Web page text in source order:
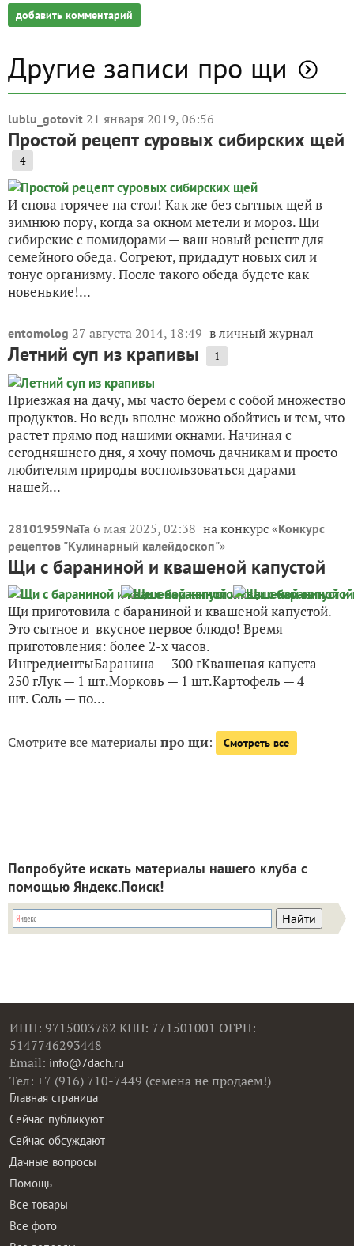
добавить комментарий
Другие записи про щи
lublu_gotovit 21 января 2019, 06:56
Простой рецепт суровых сибирских щей
4
И снова горячее на стол! Как же без сытных щей в
зимнюю пору, когда за окном метели и мороз. Щи
сибирские с помидорами — ваш новый рецепт для
семейного обеда. Согреют, придадут новых сил и
тонус организму. После такого обеда будете как
новенькие!...
entomolog 27 августа 2014, 18:49 в личный журнал
Летний суп из крапивы 1
Приезжая на дачу, мы часто берем с собой множество
продуктов. Но ведь вполне можно обойтись и тем, что
растет прямо под нашими окнами. Начиная с
сегодняшнего дня, я хочу помочь дачникам и просто
любителям природы воспользоваться дарами
нашей...
28101959NaTa 6 мая 2025, 02:38 на конкурс «Конкурс
рецептов "Кулинарный калейдоскоп"»
Щи с бараниной и квашеной капустой
Щи приготовила с бараниной и квашеной капустой.
Это сытное и вкусное первое блюдо! Время
приготовления: более 2-х часов.
ИнгредиентыБаранина — 300 гКвашеная капуста —
250 гЛук — 1 шт.Морковь — 1 шт.Картофель — 4
шт. Соль — по...
Смотрите все материалыпро щи: Смотреть все
Попробуйте искать материалы нашего клуба с
помощью Яндекс.Поиск!
ИНН: 9715003782 КПП: 771501001 ОГРН:
5147746293448
Email: info@7dach.ru
Тел: +7 (916) 710-7449 (семена не продаем!)
Главная страница
Сейчас публикуют
Сейчас обсуждают
Дачные вопросы
Помощь
Все товары
Все фото